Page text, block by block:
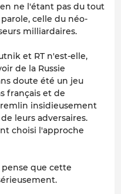
ne l'étant pas du tout
celle du néo-
milliardaires.
et RT n'est-elle,
de la Russie
doute été un jeu
français et de
insidieusement
leurs adversaires.
choisi l'approche
pense que cette